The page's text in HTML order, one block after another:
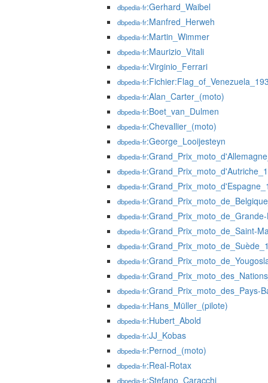
dbpedia-fr:Gerhard_Waibel
dbpedia-fr:Manfred_Herweh
dbpedia-fr:Martin_Wimmer
dbpedia-fr:Maurizio_Vitali
dbpedia-fr:Virginio_Ferrari
dbpedia-fr
dbpedia-fr:Alan_Carter_(moto)
dbpedia-fr:Boet_van_Dulmen
dbpedia-fr:Chevallier_(moto)
dbpedia-fr:George_Looijesteyn
dbpedia-fr
dbpedia-fr
dbpedia-fr
dbpedia-fr
dbpedia-fr
dbpedia-fr:Grand_Prix_moto_de_Saint-
dbpedia-fr
dbpedia-fr
dbpedia-fr
dbpedia-fr:Grand_Prix_moto_des_Pays-
dbpedia-fr:Hans_Müller_(pilote)
dbpedia-fr:Hubert_Abold
dbpedia-fr:JJ_Kobas
dbpedia-fr:Pernod_(moto)
dbpedia-fr:Real-Rotax
dbpedia-fr:Stefano_Caracchi